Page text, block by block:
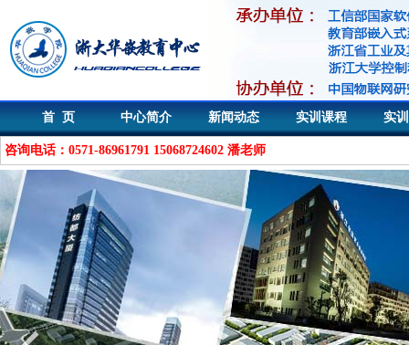
首 页 中心简介 新闻动态 实训课程 实
咨询电话：0571-86961791 15068724602 潘老师